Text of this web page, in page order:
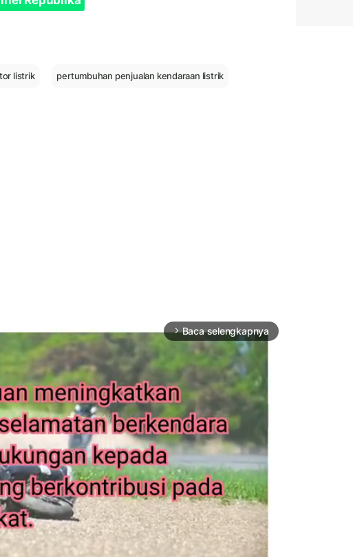
listrik pertumbuhan penjualan kendaraan listrik
arrow_forward_ios Baca selengkapnya